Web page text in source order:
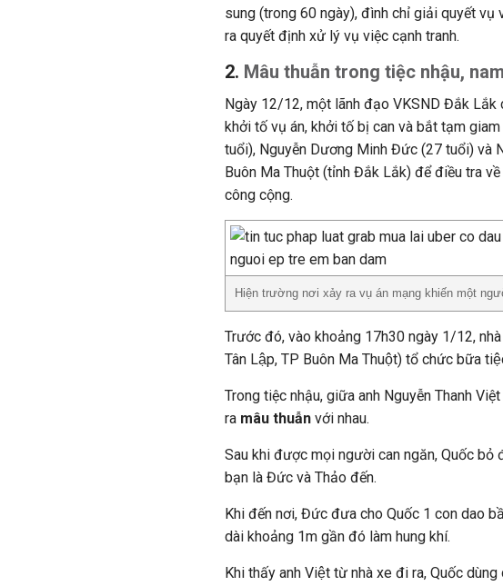
sung (trong 60 ngày), đình chỉ giải quyết vụ
ra quyết định xử lý vụ việc cạnh tranh.
2. Mâu thuẫn trong tiệc nhậu,
Ngày 12/12, một lãnh đạo VKSND Đắk
khởi tố vụ án, khởi tố bị can và bắt tạm
tuổi), Nguyễn Dương Minh Đức (27 tuổi) và
Buôn Ma Thuột (tỉnh Đắk Lắk) để điều tra
công cộng.
Hiện trường nơi xảy ra vụ án mạng khiến một
Trước đó, vào khoảng 17h30 ngày 1/12,
Tân Lập, TP Buôn Ma Thuột) tổ chức bữa
Trong tiệc nhậu, giữa anh Nguyễn Thanh
ra mâu thuẫn với nhau.
Sau khi được mọi người can ngăn, Quốc
bạn là Đức và Thảo đến.
Khi đến nơi, Đức đưa cho Quốc 1 con dao
dài khoảng 1m gần đó làm hung khí.
Khi thấy anh Việt từ nhà xe đi ra, Quốc